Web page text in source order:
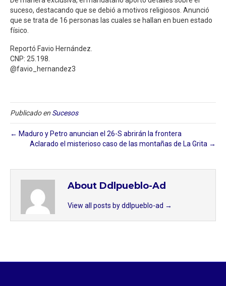
suceso, destacando que se debió a motivos religiosos. Anunció
que se trata de 16 personas las cuales se hallan en buen estado
físico.
Reportó Favio Hernández.
CNP: 25.198.
@favio_hernandez3
Publicado en Sucesos
← Maduro y Petro anuncian el 26-S abrirán la frontera
Aclarado el misterioso caso de las montañas de La Grita⁣ →
About Ddlpueblo-Ad
View all posts by ddlpueblo-ad →